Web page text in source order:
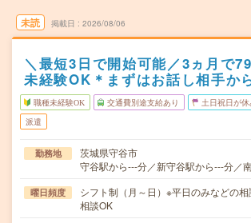
未読 掲載日 2026/08/06
＼最短3日で開始可能／3ヵ月で
未経験OK＊まずはお話し相手か
職種未経験OK 交通費別途支給あり 土日祝日が休
派遣
勤務地
茨城県守谷市
守谷駅から---分／新守谷駅から---分／
曜日頻度
シフト制（月～日）※平日のみなどの
相談OK